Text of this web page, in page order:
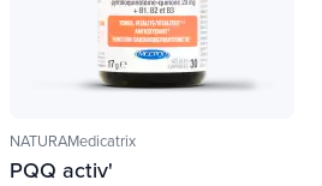
NATURAMedicatrix
PQQ activ'